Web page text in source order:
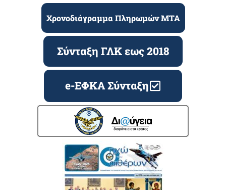
Χρονοδιάγραμμα Πληρωμών ΜΤΑ
Σύνταξη ΓΛΚ εως 2018
e-ΕΦΚΑ Σύνταξη